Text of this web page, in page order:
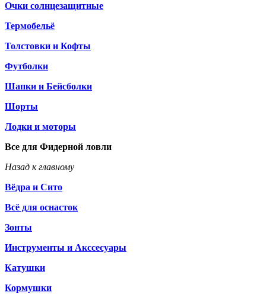
Очки солнцезащитные
Термобельё
Толстовки и Кофты
Футболки
Шапки и Бейсболки
Шорты
Лодки и моторы
Все для Фидерной ловли
Назад к главному
Вёдра и Сито
Всё для оснасток
Зонты
Инструменты и Акссесуары
Катушки
Кормушки